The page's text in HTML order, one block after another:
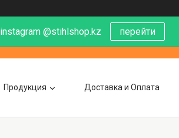
instagram @stihlshop.kz перейти
Продукция Доставка и Оплата